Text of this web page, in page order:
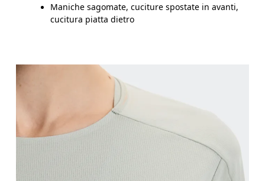
Maniche sagomate, cuciture spostate in avanti,
cucitura piatta dietro